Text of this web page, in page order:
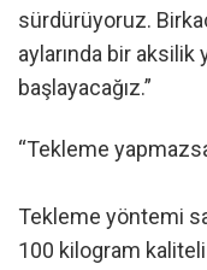
sürdürüyoruz.
aylarında bir
başlayacağız.”
“Tekleme
Tekleme yöntemi
100 kilogram